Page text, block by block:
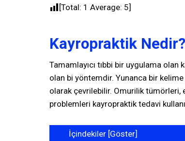
[Total: 1 Average: 5]
Kayropraktik Nedir?
Tamamlayıcı tıbbi bir uygulama olan
olan bi yöntemdir. Yunanca bir kelime
olarak çevrilebilir. Omurilik tümörleri,
problemleri kayropraktik tedavi
İçindekiler [Göster]